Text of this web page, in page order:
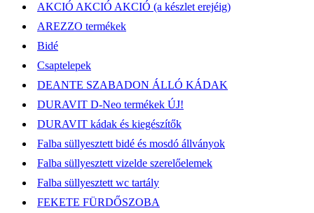
AKCIÓ AKCIÓ AKCIÓ (a készlet erejéig)
AREZZO termékek
Bidé
Csaptelepek
DEANTE SZABADON ÁLLÓ KÁDAK
DURAVIT D-Neo termékek ÚJ!
DURAVIT kádak és kiegészítők
Falba süllyesztett bidé és mosdó állványok
Falba süllyesztett vizelde szerelőelemek
Falba süllyesztett wc tartály
FEKETE FÜRDŐSZOBA